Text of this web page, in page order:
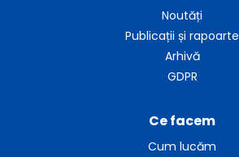
Ce facem
Cum lucăm
Noutăți
Publicații și rapoarte
Arhivă
GDPR